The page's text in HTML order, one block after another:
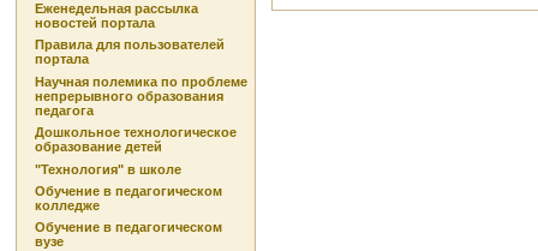
Еженедельная рассылка
новостей портала
Правила для пользователей
портала
Научная полемика по проблеме
непрерывного образования
педагога
Дошкольное технологическое
образование детей
"Технология" в школе
Обучение в педагогическом
колледже
Обучение в педагогическом
вузе